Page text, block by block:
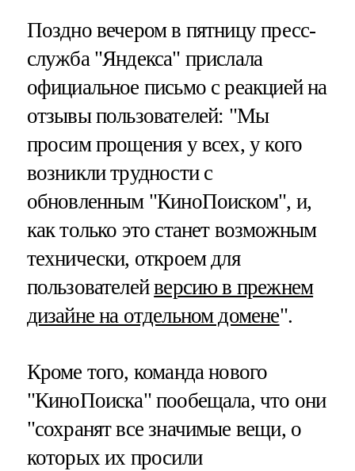
Поздно вечером в пятницу пресс-
служба "Яндекса" прислала
официальное письмо с реакцией на
отзывы пользователей: "Мы
просим прощения у всех, у кого
возникли трудности с
обновленным "КиноПоиском", и,
как только это станет возможным
технически, откроем для
пользователейверсию в прежнем
дизайне на отдельном домене".
Кроме того, команда нового
"КиноПоиска" пообещала, что они
"сохранят все значимые вещи, о
которых их просили